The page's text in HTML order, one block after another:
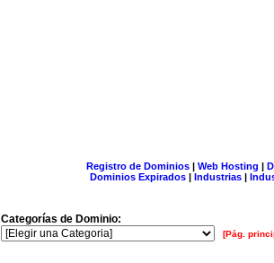
Registro de Dominios| Web Hosting |
Dominios Expirados | Industrias |
Categorías de Dominio:
[Pág.